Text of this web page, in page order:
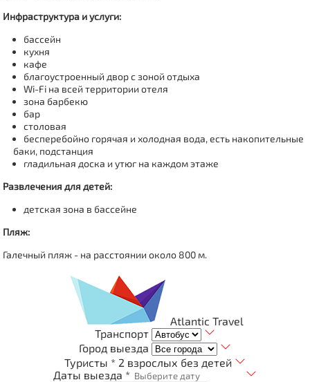
Инфраструктура и услуги:
бассейн
кухня
кафе
благоустроенный двор с зоной отдыха
Wi-Fi на всей территории отеля
зона барбекю
бар
столовая
бесперебойно горячая и холодная вода, есть накопительные
баки, подстанция
гладильная доска и утюг на каждом этаже
Развлечения для детей:
детская зона в бассейне
Пляж:
Галечный пляж - на расстоянии около 800 м.
Atlantic Travel
Транспорт
Город выезда
Туристы * 2 взрослых без детей
Даты выезда *